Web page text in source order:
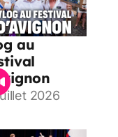
au
2026